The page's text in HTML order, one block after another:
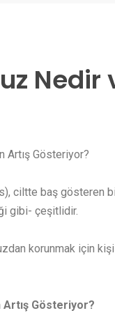
Nedir
ciltte baş gösteren
gibi- çeşitlidir.
korunmak için
Artış Gösteriyor?